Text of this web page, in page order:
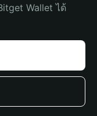
Wallet ได้